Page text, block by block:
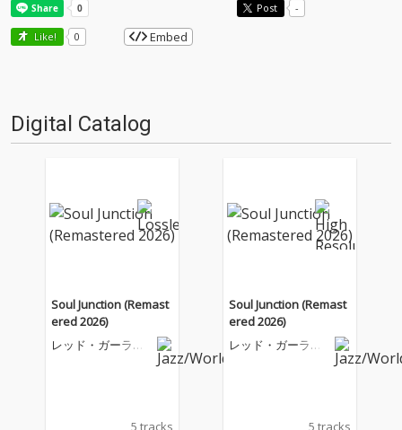
Post -
Like! 0 Embed
Digital Catalog
Soul Junction (Remast
ered 2026)
レッド・ガーラン
5 tracks
Soul Junction (Remast
ered 2026)
レッド・ガーラン
5 tracks